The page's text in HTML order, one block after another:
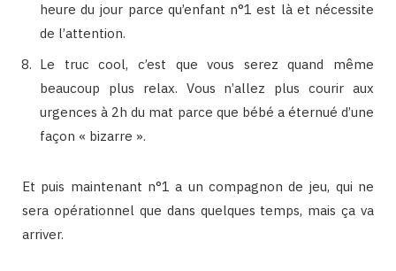
heure du jour parce qu’enfant n°1 est là et nécessite
de l’attention.
Le truc cool, c’est que vous serez quand même
beaucoup plus relax. Vous n’allez plus courir aux
urgences à 2h du mat parce que bébé a éternué d’une
façon « bizarre ».
Et puis maintenant n°1 a un compagnon de jeu, qui ne
sera opérationnel que dans quelques temps, mais ça va
arriver.